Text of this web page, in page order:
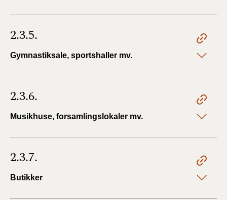
2.3.5.
Gymnastiksale, sportshaller mv.
2.3.6.
Musikhuse, forsamlingslokaler mv.
2.3.7.
Butikker